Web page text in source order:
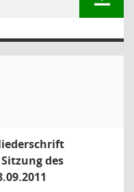
des